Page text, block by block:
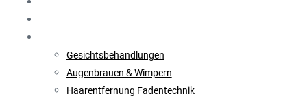
Gesichtsbehandlungen
Augenbrauen & Wimpern
Haarentfernung Fadentechnik